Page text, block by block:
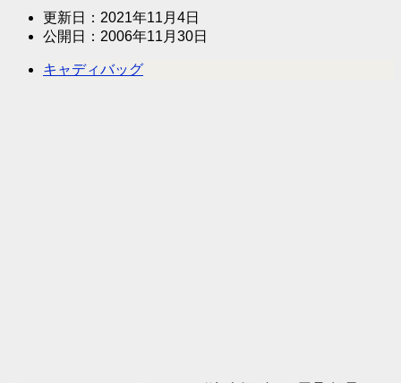
更新日： 2021年11月4日
公開日： 2006年11月30日
キャディバッグ